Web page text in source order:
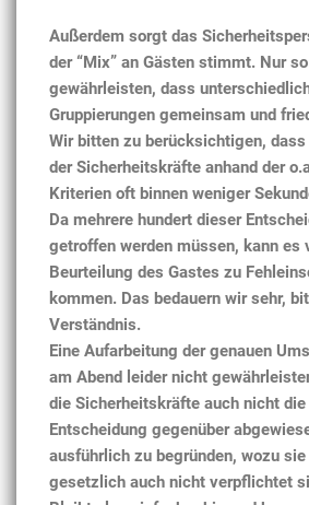
Außerdem sorgt das
der “Mix” an Gästen stimmt. Nur
gewährleisten, dass
Gruppierungen gemeinsam und
Wir bitten zu berücksichtigen,
der Sicherheitskräfte anhand der
Kriterien oft binnen weniger
Da mehrere hundert dieser
getroffen werden müssen, kann es
Beurteilung des Gastes zu
kommen. Das bedauern wir sehr,
Verständnis.
Eine Aufarbeitung der genauen
am Abend leider nicht
die Sicherheitskräfte auch nicht
Entscheidung gegenüber
ausführlich zu begründen, wozu
gesetzlich auch nicht verpflichtet